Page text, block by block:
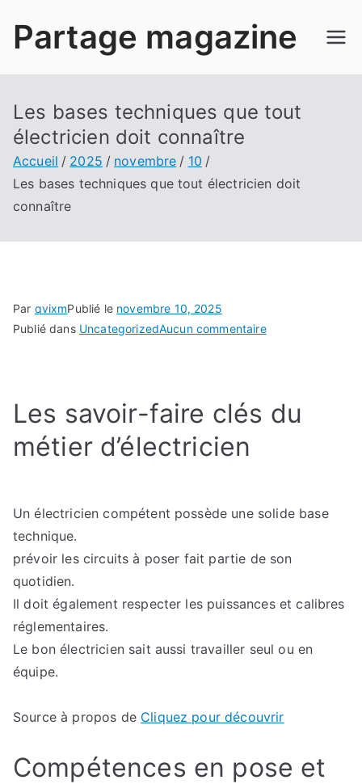
Partage magazine
Les bases techniques que tout
électricien doit connaître
Accueil 2025 novembre
10
Les bases techniques que tout électricien doit
connaître
Par qvixmPublié le novembre 10, 2025
Publié dans UncategorizedAucun commentairesur
que
Les savoir-faire clés du
métier d’électricien
Un électricien compétent possède une solide base
technique.
prévoir les circuits à poser fait partie de son
quotidien.
Il doit également respecter les puissances et calibres
réglementaires.
Le bon électricien sait aussi travailler seul ou en
équipe.
Source à propos de Cliquez pour découvrir
Compétences en pose et